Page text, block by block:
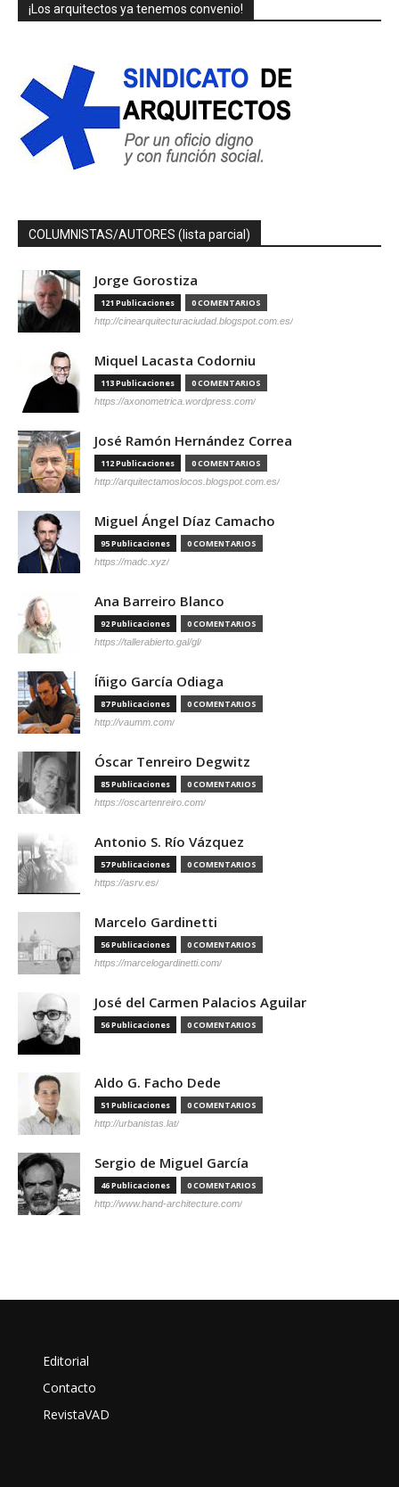
¡Los arquitectos ya tenemos convenio!
COLUMNISTAS/AUTORES (lista parcial)
Jorge Gorostiza
121 Publicaciones 0 COMENTARIOS
http://cinearquitecturaciudad.blogspot.com.es/
Miquel Lacasta Codorniu
113 Publicaciones 0 COMENTARIOS
https://axonometrica.wordpress.com/
José Ramón Hernández Correa
112 Publicaciones 0 COMENTARIOS
http://arquitectamoslocos.blogspot.com.es/
Miguel Ángel Díaz Camacho
95 Publicaciones 0 COMENTARIOS
https://madc.xyz/
Ana Barreiro Blanco
92 Publicaciones 0 COMENTARIOS
https://tallerabierto.gal/gl/
Íñigo García Odiaga
87 Publicaciones 0 COMENTARIOS
http://vaumm.com/
Óscar Tenreiro Degwitz
85 Publicaciones 0 COMENTARIOS
https://oscartenreiro.com/
Antonio S. Río Vázquez
57 Publicaciones 0 COMENTARIOS
https://asrv.es/
Marcelo Gardinetti
56 Publicaciones 0 COMENTARIOS
https://marcelogardinetti.com/
José del Carmen Palacios Aguilar
56 Publicaciones 0 COMENTARIOS
Aldo G. Facho Dede
51 Publicaciones 0 COMENTARIOS
http://urbanistas.lat/
Sergio de Miguel García
46 Publicaciones 0 COMENTARIOS
http://www.hand-architecture.com/
Editorial
Contacto
RevistaVAD